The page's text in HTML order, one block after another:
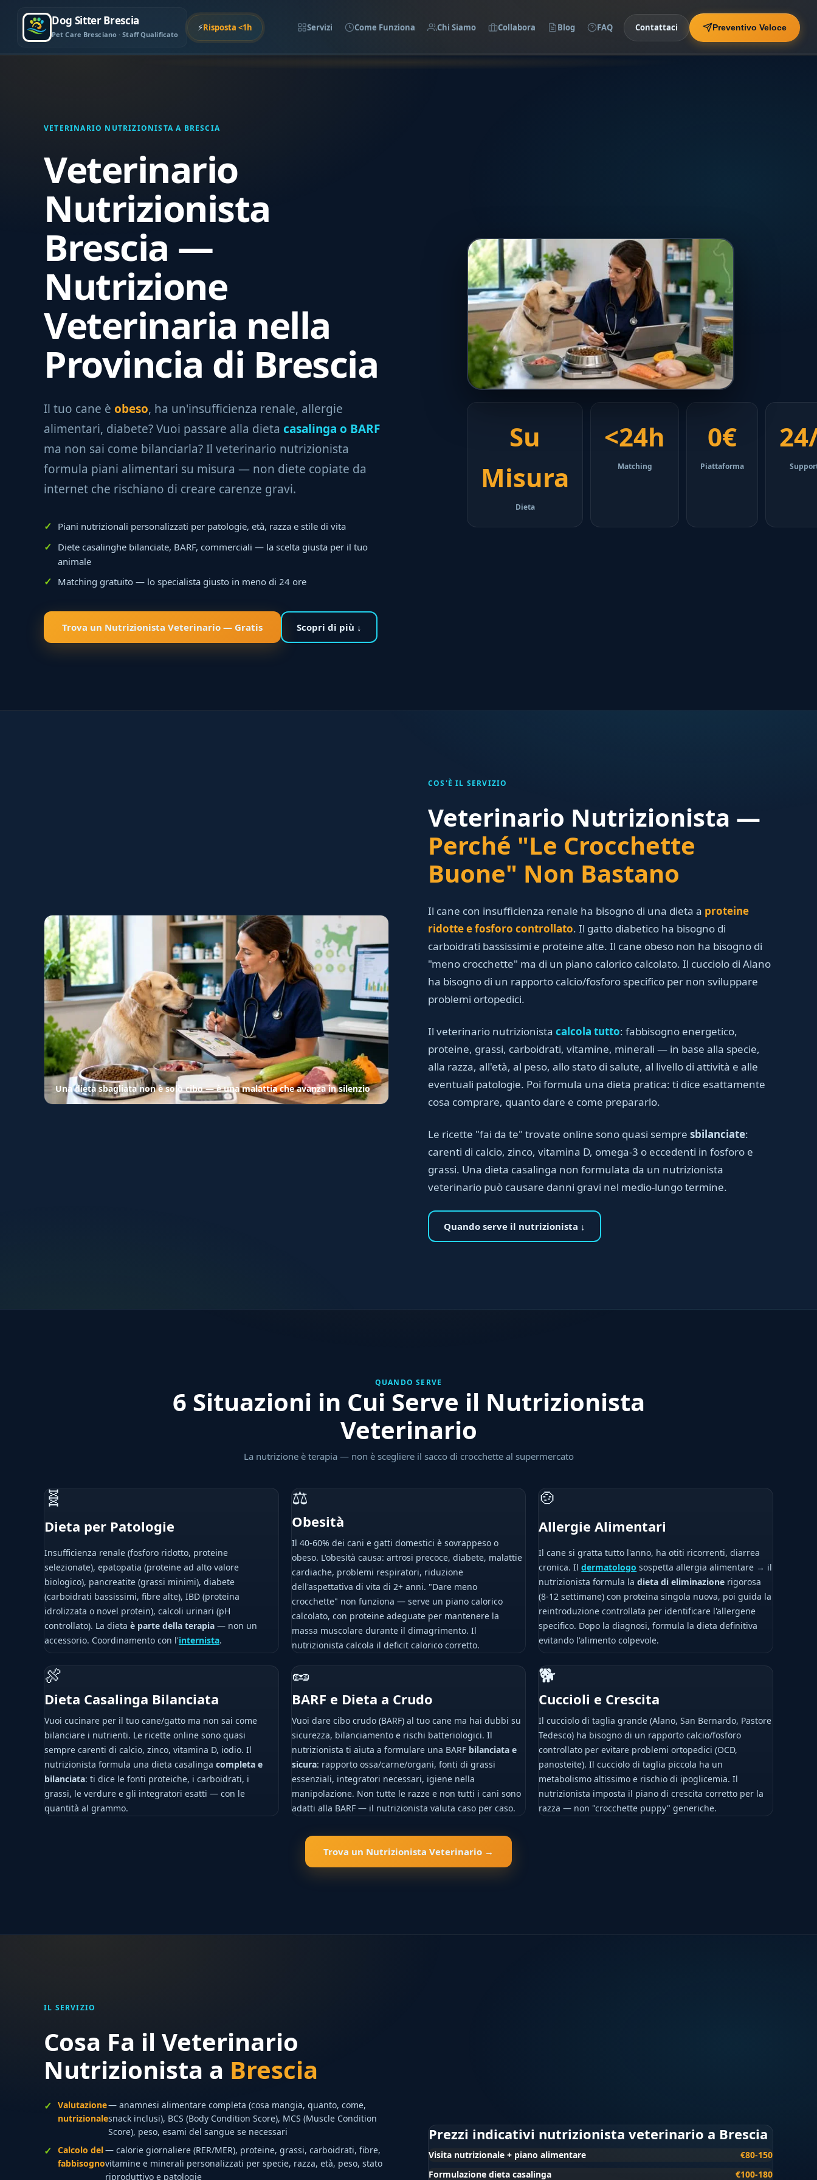
Dog Sitter Brescia
Pet Care Bresciano · Staff Qualificato
⚡Risposta <1h Servizi Come Funziona Chi Siamo Collabora Blog FAQ Contattaci Preventivo Veloce
VETERINARIO NUTRIZIONISTA A BRESCIA
Veterinario
Nutrizionista
Brescia —
Nutrizione
Veterinaria nella
Provincia di Brescia
Il tuo cane è obeso, ha un'insufficienza renale, allergie
alimentari, diabete? Vuoi passare alla dieta casalinga o BARF
ma non sai come bilanciarla? Il veterinario nutrizionista
formula piani alimentari su misura — non diete copiate da
internet che rischiano di creare carenze gravi.
Piani nutrizionali personalizzati per patologie, età, razza e stile di vita
Diete casalinghe bilanciate, BARF, commerciali — la scelta giusta per il tuo
animale
Matching gratuito — lo specialista giusto in meno di 24 ore
Trova un Nutrizionista Veterinario — Gratis Scopri di più ↓
Su
Misura
Dieta
<24h
Matching
0€
Piattaforma
Una dieta sbagliata non è solo cibo — è una malattia che avanza in silenzio
COS'È IL SERVIZIO
Veterinario Nutrizionista —
Perché "Le Crocchette
Buone" Non Bastano
Il cane con insufficienza renale ha bisogno di una dieta a proteine
ridotte e fosforo controllato. Il gatto diabetico ha bisogno di
carboidrati bassissimi e proteine alte. Il cane obeso non ha bisogno di
"meno crocchette" ma di un piano calorico calcolato. Il cucciolo di Alano
ha bisogno di un rapporto calcio/fosforo specifico per non sviluppare
problemi ortopedici.
Il veterinario nutrizionista calcola tutto: fabbisogno energetico,
proteine, grassi, carboidrati, vitamine, minerali — in base alla specie,
alla razza, all'età, al peso, allo stato di salute, al livello di attività e alle
eventuali patologie. Poi formula una dieta pratica: ti dice esattamente
cosa comprare, quanto dare e come prepararlo.
Le ricette "fai da te" trovate online sono quasi sempre sbilanciate:
carenti di calcio, zinco, vitamina D, omega-3 o eccedenti in fosforo e
grassi. Una dieta casalinga non formulata da un nutrizionista
veterinario può causare danni gravi nel medio-lungo termine.
Quando serve il nutrizionista ↓
QUANDO SERVE
6 Situazioni in Cui Serve il Nutrizionista
Veterinario
La nutrizione è terapia — non è scegliere il sacco di crocchette al supermercato
🧬
Dieta per Patologie
Insufficienza renale (fosforo ridotto, proteine
selezionate), epatopatia (proteine ad alto valore
biologico), pancreatite (grassi minimi), diabete
(carboidrati bassissimi, fibre alte), IBD (proteina
idrolizzata o novel protein), calcoli urinari (pH
controllato). La dieta è parte della terapia — non un
accessorio. Coordinamento con l'internista.
⚖
Obesità
Il 40-60% dei cani e gatti domestici è sovrappeso o
obeso. L'obesità causa: artrosi precoce, diabete, malattie
cardiache, problemi respiratori, riduzione
dell'aspettativa di vita di 2+ anni. "Dare meno
crocchette" non funziona — serve un piano calorico
calcolato, con proteine adeguate per mantenere la
massa muscolare durante il dimagrimento. Il
nutrizionista calcola il deficit calorico corretto.
🍲
Allergie Alimentari
Il cane si gratta tutto l'anno, ha otiti ricorrenti, diarrea
cronica. Ildermatologo sospetta allergia alimentare → il
nutrizionista formula ladieta di eliminazione rigorosa
(8-12 settimane) con proteina singola nuova, poi guida la
reintroduzione controllata per identificare l'allergene
specifico. Dopo la diagnosi, formula la dieta definitiva
evitando l'alimento colpevole.
🍖
Dieta Casalinga Bilanciata
Vuoi cucinare per il tuo cane/gatto ma non sai come
bilanciare i nutrienti. Le ricette online sono quasi
sempre carenti di calcio, zinco, vitamina D, iodio. Il
nutrizionista formula una dieta casalinga completa e
bilanciata: ti dice le fonti proteiche, i carboidrati, i
grassi, le verdure e gli integratori esatti — con le
quantità al grammo.
🥜
BARF e Dieta a Crudo
Vuoi dare cibo crudo (BARF) al tuo cane ma hai dubbi su
sicurezza, bilanciamento e rischi batteriologici. Il
nutrizionista ti aiuta a formulare una BARF bilanciata e
sicura: rapporto ossa/carne/organi, fonti di grassi
essenziali, integratori necessari, igiene nella
manipolazione. Non tutte le razze e non tutti i cani sono
adatti alla BARF — il nutrizionista valuta caso per caso.
🐕
Cuccioli e Crescita
Il cucciolo di taglia grande (Alano, San Bernardo, Pastore
Tedesco) ha bisogno di un rapporto calcio/fosforo
controllato per evitare problemi ortopedici (OCD,
panosteite). Il cucciolo di taglia piccola ha un
metabolismo altissimo e rischio di ipoglicemia. Il
nutrizionista imposta il piano di crescita corretto per la
razza — non "crocchette puppy" generiche.
Trova un Nutrizionista Veterinario →
IL SERVIZIO
Cosa Fa il Veterinario
Nutrizionista a Brescia
Valutazione
nutrizionale
— anamnesi alimentare completa (cosa mangia, quanto, come,
snack inclusi), BCS (Body Condition Score), MCS (Muscle Condition
Score), peso, esami del sangue se necessari
Calcolo del
fabbisogno
— calorie giornaliere (RER/MER), proteine, grassi, carboidrati, fibre,
vitamine e minerali personalizzati per specie, razza, età, peso, stato
riproduttivo e patologie
Prezzi indicativi nutrizionista veterinario a Brescia
Visita nutrizionale + piano alimentare
€80-150
Formulazione dieta casalinga
€100-180